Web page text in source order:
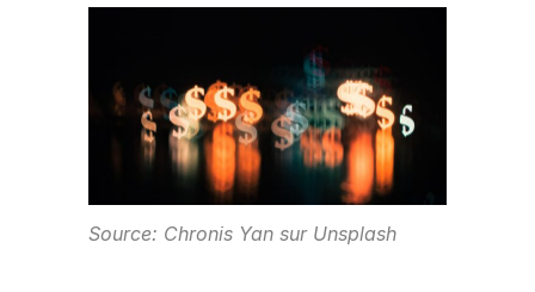
Source: Chronis Yan sur Unsplash